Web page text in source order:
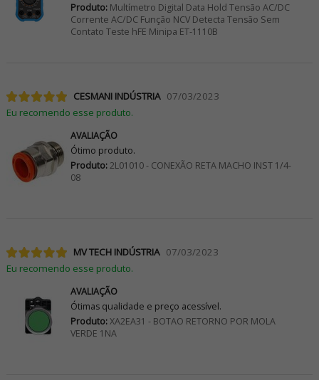
Produto:Multímetro Digital Data Hold Tensão AC/DC
Corrente AC/DC Função NCV Detecta Tensão Sem
Contato Teste hFE Minipa ET-1110B
CESMANI INDÚSTRIA 07/03/2023
Eu recomendo esse produto.
AVALIAÇÃO
Ótimo produto.
Produto:2L01010 - CONEXÃO RETA MACHO INST 1/4-
08
MV TECH INDÚSTRIA 07/03/2023
Eu recomendo esse produto.
AVALIAÇÃO
Ótimas qualidade e preço acessível.
Produto:XA2EA31 - BOTAO RETORNO POR MOLA
VERDE 1NA